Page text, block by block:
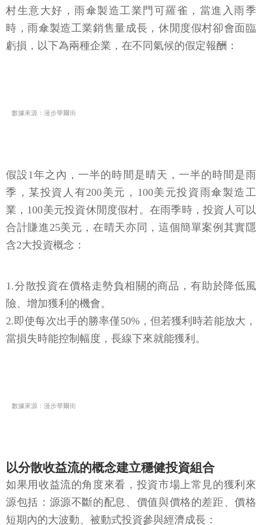
村生意大好，雨傘製造工業門可羅雀，當進入雨季
時，雨傘製造工業銷售量成長，休閒度假村卻會面臨
虧損，以下為兩種企業，在不同氣候的假定報酬：
數據來源：漫步華爾街
假設1年之內，一半的時間是晴天，一半的時間是雨
季，某投資人有200美元，100美元投資雨傘製造工
業，100美元投資休閒度假村。在雨季時，投資人可以
合計賺進25美元，在晴天亦同，這個簡單案例其實隱
含2大投資概念：
1.分散投資在價格走勢負相關的商品，有助於降低風
險、增加獲利的機會。
2.即使每次出手的勝率僅50%，但若獲利時若能放大，
當損失時能控制幅度，長線下來就能獲利。
數據來源：漫步華爾街
以分散收益流的概念建立穩健投資組合
如果用收益流的角度來看，投資市場上常見的獲利來
源包括：源源不斷的配息、價值與價格的差距、價格
短期內的大波動、被動式投資參與經濟成長：